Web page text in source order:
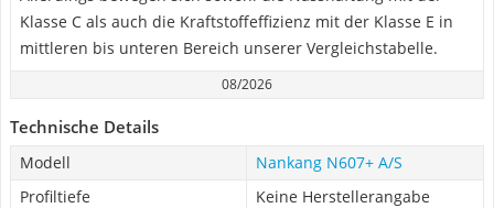
Klasse C als auch die Kraftstoffeffizienz mit der Klasse E in
mittleren bis unteren Bereich unserer Vergleichstabelle.
08/2026
Technische Details
Modell
Nankang N607+ A/S
Profiltiefe
Keine Herstellerangabe